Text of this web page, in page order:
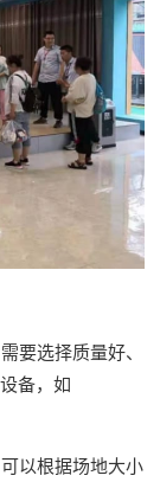
要选择质量好、
备，如
以根据场地大小